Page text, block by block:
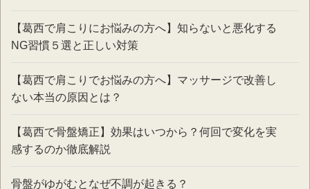
【葛西で肩こりにお悩みの方へ】知らないと悪化する
NG習慣５選と正しい対策
【葛西で肩こりでお悩みの方へ】マッサージで改善し
ない本当の原因とは？
【葛西で骨盤矯正】効果はいつから？何回で変化を実
感するのか徹底解説
骨盤がゆがむとなぜ不調が起きる？